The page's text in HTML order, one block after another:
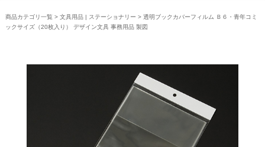
商品カテゴリ一覧 > 文具用品 | ステーショナリー > 透明ブックカバーフィルム Ｂ６・青年コミ
ックサイズ（20枚入り） デザイン文具 事務用品 製図